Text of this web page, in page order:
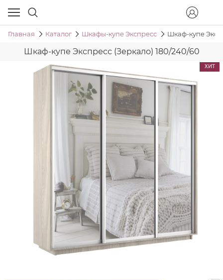
Главная Каталог Шкафы-купе Экспресс Шкаф-купе
Шкаф-купе Экспресс (Зеркало) 180/240/60
ХИТ